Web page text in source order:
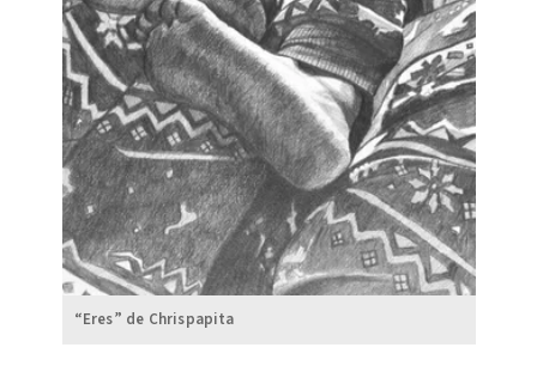
“Eres” de Chrispapita